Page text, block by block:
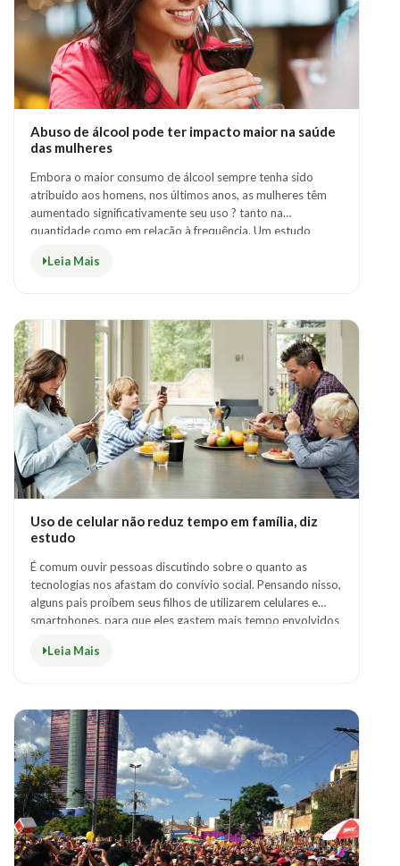
Abuso de álcool pode ter impacto maior na saúde
das mulheres
Embora o maior consumo de álcool sempre tenha sido
atribuído aos homens, nos últimos anos, as mulheres têm
aumentado significativamente seu uso ? tanto na
quantidade como em relação à frequência. Um estudo
Leia Mais
Uso de celular não reduz tempo em família, diz
estudo
É comum ouvir pessoas discutindo sobre o quanto as
tecnologias nos afastam do convívio social. Pensando nisso,
alguns pais proíbem seus filhos de utilizarem celulares e
smartphones, para que eles gastem mais tempo envolvidos
Leia Mais